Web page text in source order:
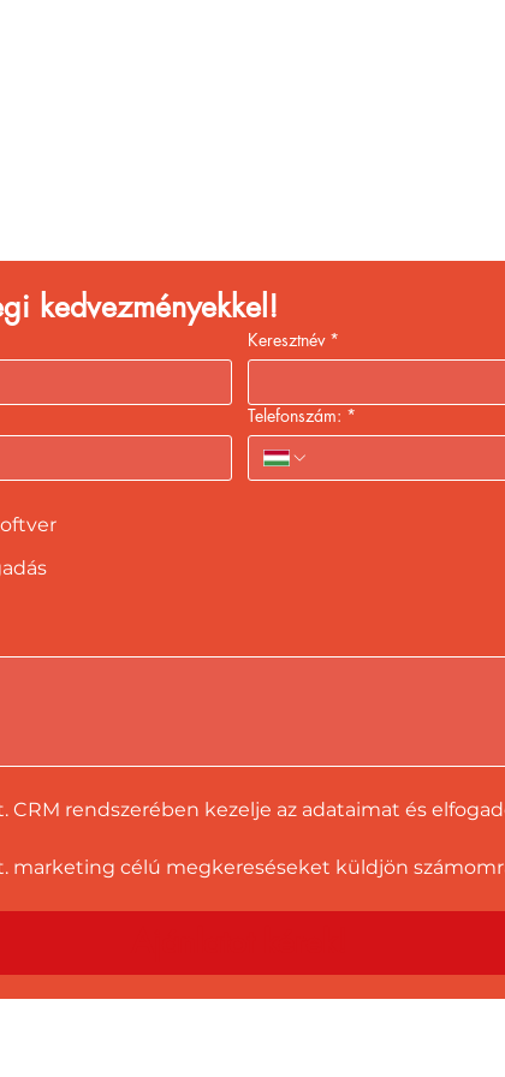
kedvezményekkel!
Keresztnév *
Telefonszám: *
CRM rendszerében kezelje az adataimat és
marketing célú megkereséseket küldjön